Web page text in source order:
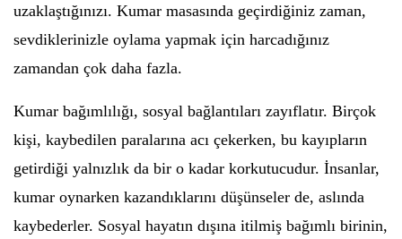
uzaklaştığınızı. Kumar masasında geçirdiğiniz zaman,
sevdiklerinizle oylama yapmak için harcadığınız
zamandan çok daha fazla.
Kumar bağımlılığı, sosyal bağlantıları zayıflatır. Birçok
kişi, kaybedilen paralarına acı çekerken, bu kayıpların
getirdiği yalnızlık da bir o kadar korkutucudur. İnsanlar,
kumar oynarken kazandıklarını düşünseler de, aslında
kaybederler. Sosyal hayatın dışına itilmiş bağımlı birinin,